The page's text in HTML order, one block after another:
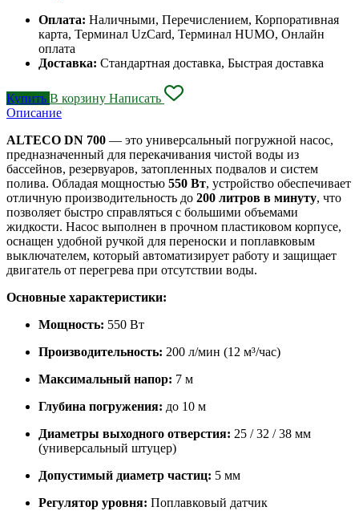
Оплата: Наличными, Перечислением, Корпоративная
карта, Терминал UzCard, Терминал HUMO, Онлайн
оплата
Доставка: Стандартная доставка, Быстрая доставка
Купить В корзину Написать
Описание
ALTECO DN 700 — это универсальный погружной насос,
предназначенный для перекачивания чистой воды из
бассейнов, резервуаров, затопленных подвалов и систем
полива. Обладая мощностью 550 Вт, устройство обеспечивает
отличную производительность до 200 литров в минуту, что
позволяет быстро справляться с большими объемами
жидкости. Насос выполнен в прочном пластиковом корпусе,
оснащен удобной ручкой для переноски и поплавковым
выключателем, который автоматизирует работу и защищает
двигатель от перегрева при отсутствии воды.
Основные характеристики:
Мощность: 550 Вт
Производительность: 200 л/мин (12 м³/час)
Максимальный напор: 7 м
Глубина погружения: до 10 м
Диаметры выходного отверстия: 25 / 32 / 38 мм
(универсальный штуцер)
Допустимый диаметр частиц: 5 мм
Регулятор уровня: Поплавковый датчик